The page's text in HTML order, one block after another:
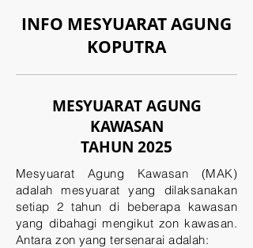
INFO MESYUARAT AGUNG
KOPUTRA
MESYUARAT AGUNG
KAWASAN
TAHUN 2025
Mesyuarat Agung Kawasan (MAK)
adalah mesyuarat yang dilaksanakan
setiap 2 tahun di beberapa kawasan
yang dibahagi mengikut zon kawasan.
Antara zon yang tersenarai adalah: